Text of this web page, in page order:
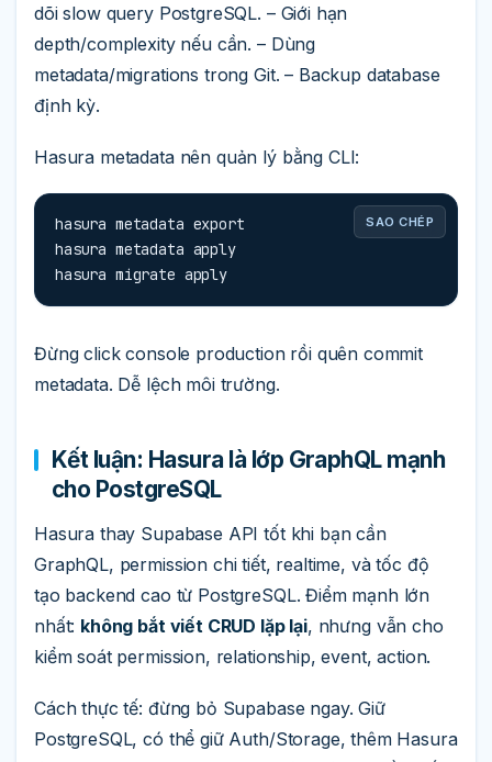
dõi slow query PostgreSQL. – Giới hạn
depth/complexity nếu cần. – Dùng
metadata/migrations trong Git. – Backup database
định kỳ.
Hasura metadata nên quản lý bằng CLI:
SAO CHÉP
hasura metadata export
hasura metadata apply
hasura migrate apply
Đừng click console production rồi quên commit
metadata. Dễ lệch môi trường.
Kết luận: Hasura là lớp GraphQL mạnh
cho PostgreSQL
Hasura thay Supabase API tốt khi bạn cần
GraphQL, permission chi tiết, realtime, và tốc độ
tạo backend cao từ PostgreSQL. Điểm mạnh lớn
nhất: không bắt viết CRUD lặp lại, nhưng vẫn cho
kiểm soát permission, relationship, event, action.
Cách thực tế: đừng bỏ Supabase ngay. Giữ
PostgreSQL, có thể giữ Auth/Storage, thêm Hasura